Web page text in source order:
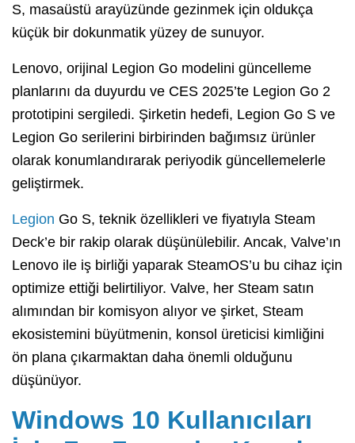
S, masaüstü arayüzünde gezinmek için oldukça
küçük bir dokunmatik yüzey de sunuyor.
Lenovo, orijinal Legion Go modelini güncelleme
planlarını da duyurdu ve CES 2025’te Legion Go 2
prototipini sergiledi. Şirketin hedefi, Legion Go S ve
Legion Go serilerini birbirinden bağımsız ürünler
olarak konumlandırarak periyodik güncellemelerle
geliştirmek.
Legion Go S, teknik özellikleri ve fiyatıyla Steam
Deck’e bir rakip olarak düşünülebilir. Ancak, Valve’ın
Lenovo ile iş birliği yaparak SteamOS’u bu cihaz için
optimize ettiği belirtiliyor. Valve, her Steam satın
alımından bir komisyon alıyor ve şirket, Steam
ekosistemini büyütmenin, konsol üreticisi kimliğini
ön plana çıkarmaktan daha önemli olduğunu
düşünüyor.
Windows 10 Kullanıcıları